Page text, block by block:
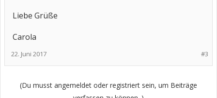
Liebe Grüße
Carola
#3
22. Juni 2017
(Du musst angemeldet oder registriert sein, um Beiträge